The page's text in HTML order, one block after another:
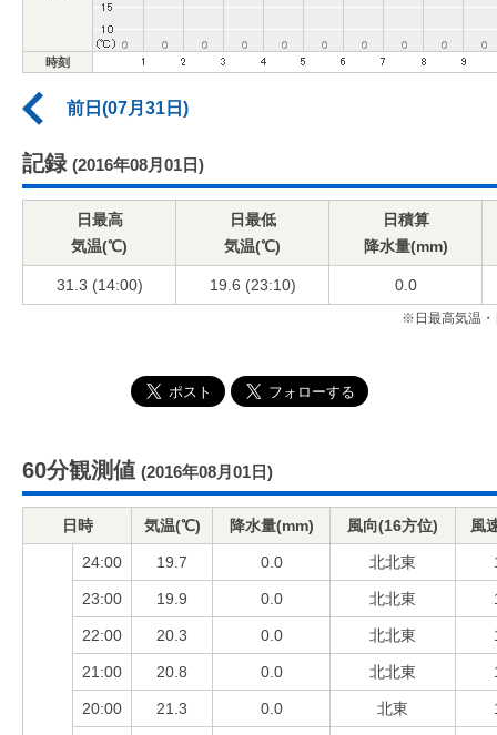
時刻
前日(07月31日)
記録 (2016年08月01日)
日最高
気温(℃)
日最低
気温(℃)
日積算
降水量(mm)
31.3 (14:00) 19.6 (23:10) 0.0
※日最高気温・
60分観測値 (2016年08月01日)
日時 気温(℃) 降水量(mm) 風向(16方位) 風
24:00 19.7 0.0 北北東
23:00 19.9 0.0 北北東
22:00 20.3 0.0 北北東
21:00 20.8 0.0 北北東
20:00 21.3 0.0 北東